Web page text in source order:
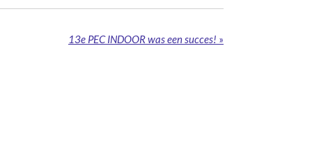
13e PEC INDOOR was een succes! »